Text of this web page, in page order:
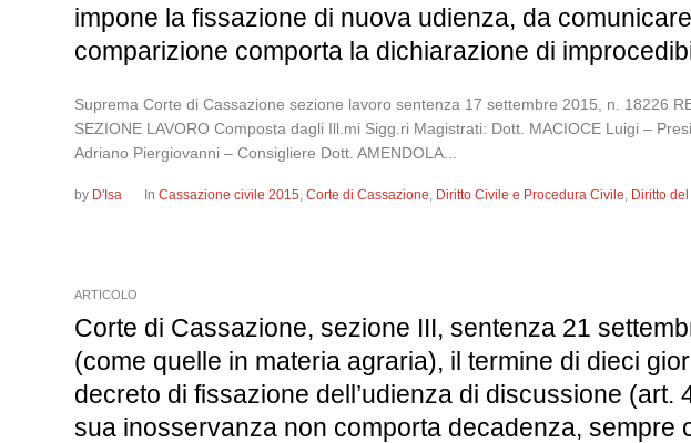
impone la fissazione di nuova udienza, da
comparizione comporta la dichiarazione di
Suprema Corte di Cassazione sezione lavoro sentenza 17 settembre 2015, n. 18226
SEZIONE LAVORO Composta dagli Ill.mi Sigg.ri Magistrati: Dott. MACIOCE Luigi –
Adriano Piergiovanni – Consigliere Dott. AMENDOLA...
by D'Isa InCassazione civile 2015,Corte di Cassazione, Diritto Civile e Procedura Civile, Diritto
ARTICOLO
Corte di Cassazione, sezione III, sentenza 21
(come quelle in materia agraria), il termine di dieci
decreto di fissazione dell’udienza di discussione
sua inosservanza non comporta decadenza, sempre